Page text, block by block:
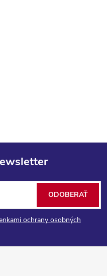
ochrany osobných
ODOBERAŤ